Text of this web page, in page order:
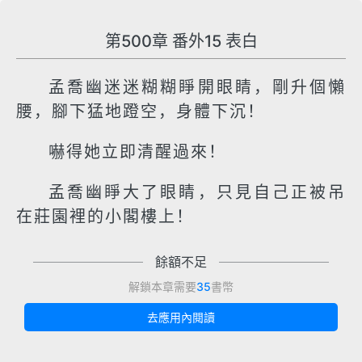
第500章 番外15 表白
孟喬幽迷迷糊糊睜開眼睛，剛升個懶
腰，腳下猛地蹬空，身體下沉！
嚇得她立即清醒過來！
孟喬幽睜大了眼睛，只見自己正被吊
在莊園裡的小閣樓上！
餘額不足
解鎖本章需要35書幣
去應用內閱讀